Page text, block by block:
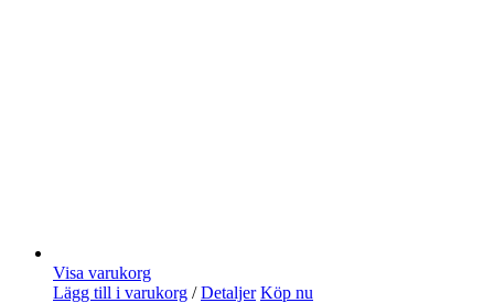
Visa varukorg
Lägg till i varukorg / Detaljer Köp nu